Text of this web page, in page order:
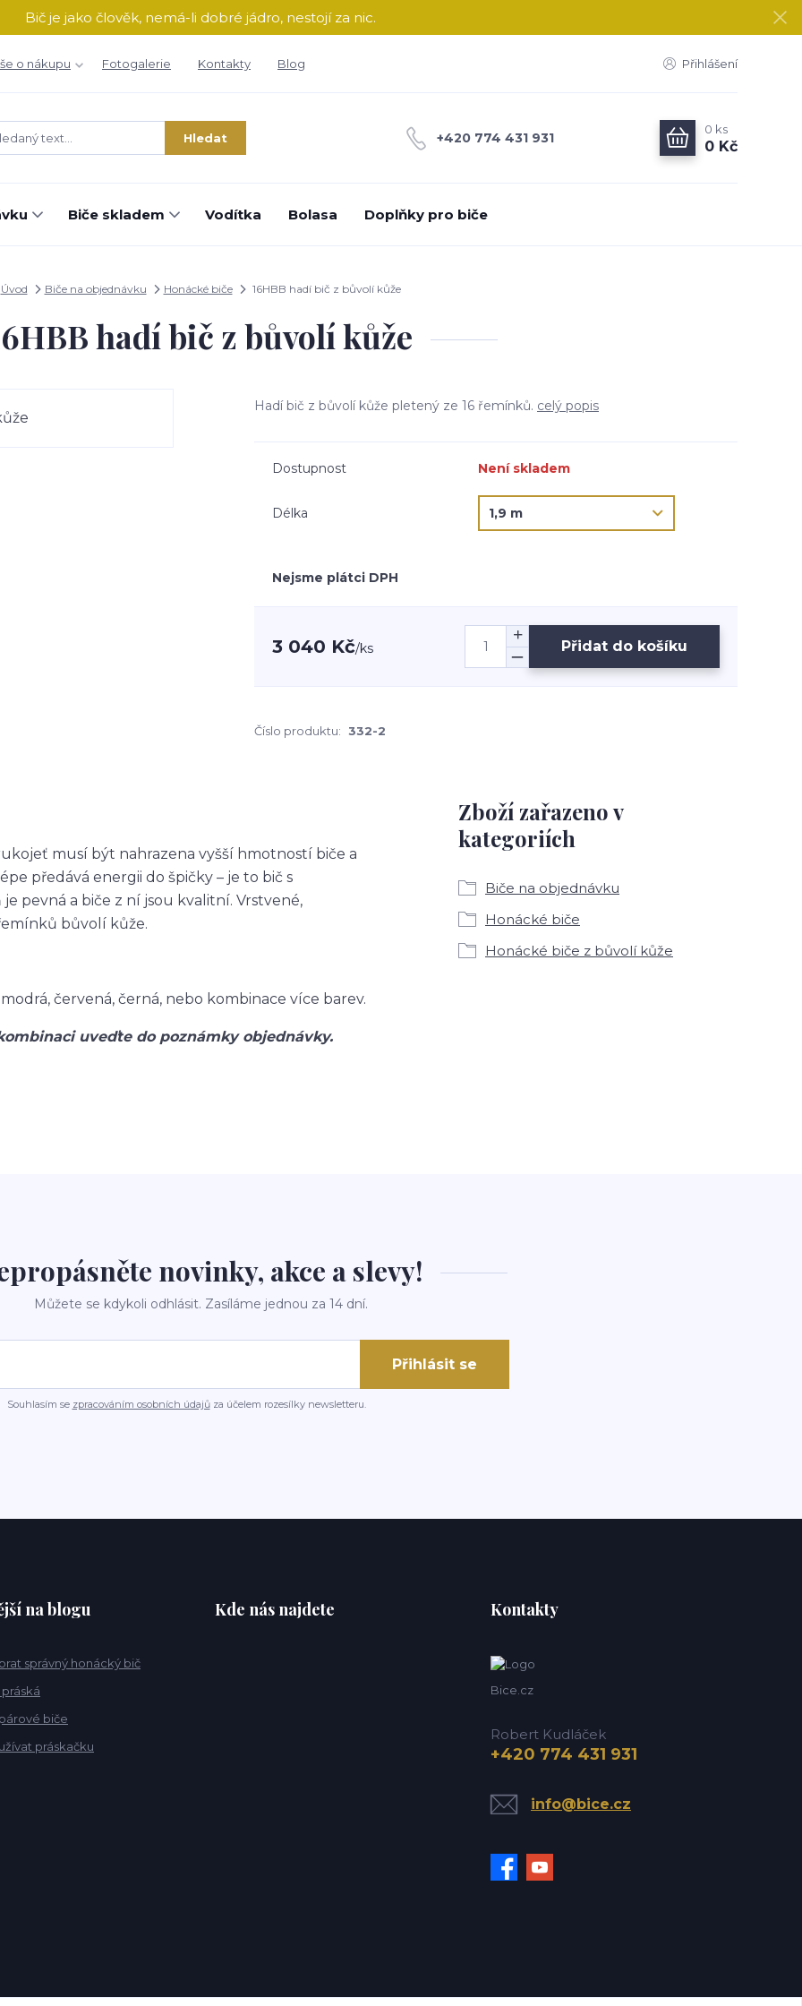
Bič je jako člověk, nemá-li dobré jádro, nestojí za nic.
o nákupu Fotogalerie Kontakty Blog Přihlášení
Hledat +420 774 431 931
0 ks
0 Kč
Biče skladem Vodítka Bolasa Doplňky pro biče
Úvod Biče na objednávku Honácké biče 16HBB hadí bič z bůvolí kůže
hadí bič z bůvolí kůže
Hadí bič z bůvolí kůže pletený ze 16 řemínků. celý popis
Dostupnost Není skladem
Délka
Nejsme plátci DPH
3 040 Kč/ks Přidat do košíku
Číslo produktu: 332-2
musí být nahrazena vyšší hmotností biče a
předává energii do špičky – je to bič s
pevná a biče z ní jsou kvalitní. Vrstvené,
bůvolí kůže.
červená, černá, nebo kombinace více barev.
uveďte do poznámky objednávky.
Zboží zařazeno v
kategoriích
Biče na objednávku
Honácké biče
Honácké biče z bůvolí kůže
novinky, akce a slevy!
Můžete se kdykoli odhlásit. Zasíláme jednou za 14 dní.
Přihlásit se
Souhlasím se zpracováním osobních údajůza účelem rozesílky newsletteru.
na blogu
správný honácký bič
biče
práskačku
Kde nás najdete Kontakty
Bice.cz
Robert Kudláček
+420 774 431 931
info@bice.cz